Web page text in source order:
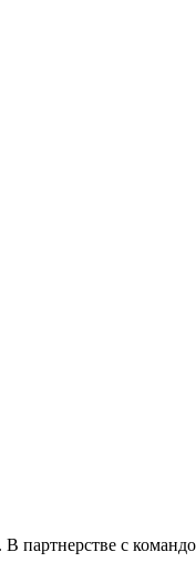
партнерстве с